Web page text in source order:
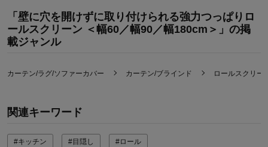
「壁に穴を開けずに取り付けられる強力つっぱりロ
ールスクリーン ＜幅60／幅90／幅180cm＞」の掲
載ジャンル
カーテン/ラグ/ソファーカバー カーテン/ブラインド ロールスクリー
関連キーワード
#キッチン #目隠し #ロール